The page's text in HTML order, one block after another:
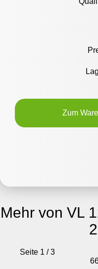
Zum
Mehr von VL
Seite 1 / 3